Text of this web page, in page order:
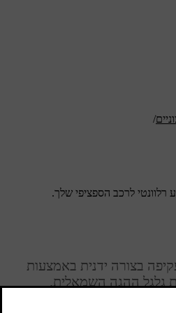
/
רלוונטי לרכב הספציפי שלך.
בצורה ידנית באמצעות
גלגל ההגה השמאלית.